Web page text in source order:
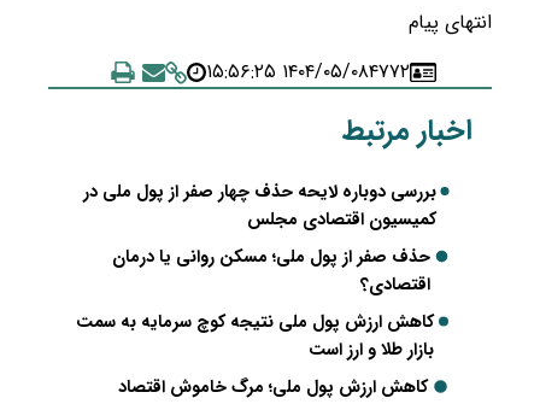
انتهای پیام
۴۷۷۲۱۴۰۴/۰۵/۰۸ ۱۵:۵۶:۲۵
اخبار مرتبط
بررسی دوباره لایحه حذف چهار صفر از پول ملی در
کمیسیون اقتصادی مجلس
حذف صفر از پول ملی؛ مسکن روانی یا درمان
اقتصادی؟
کاهش ارزش پول ملی نتیجه کوچ سرمایه به سمت
بازار طلا و ارز است
کاهش ارزش پول ملی؛ مرگ خاموش اقتصاد